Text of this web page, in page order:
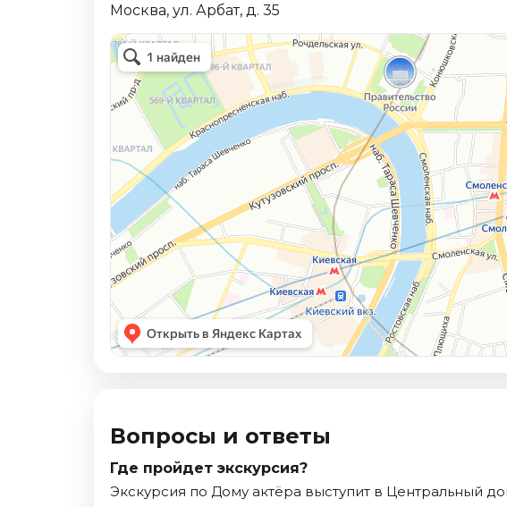
Москва, ул. Арбат, д. 35
Вопросы и ответы
Где пройдет экскурсия?
Экскурсия по Дому актёра выступит в Центральный